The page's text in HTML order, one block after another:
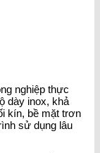
nghiệp thực
dày inox, khả
kín, bề mặt trơn
sử dụng lâu